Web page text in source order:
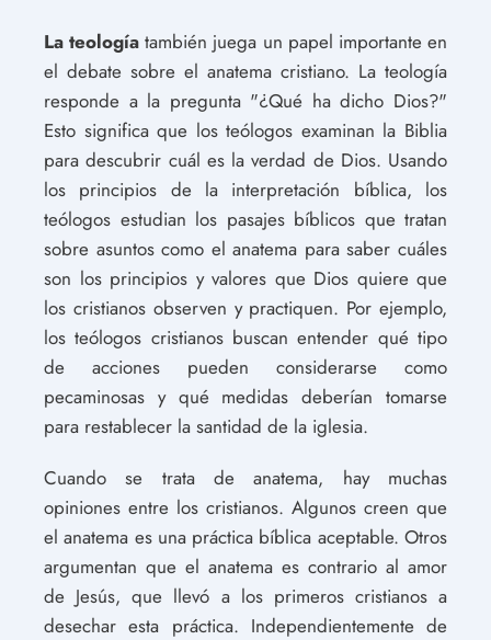
La teología también juega un papel importante en
el debate sobre el anatema cristiano. La teología
responde a la pregunta "¿Qué ha dicho Dios?"
Esto significa que los teólogos examinan la Biblia
para descubrir cuál es la verdad de Dios. Usando
los principios de la interpretación bíblica, los
teólogos estudian los pasajes bíblicos que tratan
sobre asuntos como el anatema para saber cuáles
son los principios y valores que Dios quiere que
los cristianos observen y practiquen. Por ejemplo,
los teólogos cristianos buscan entender qué tipo
de acciones pueden considerarse como
pecaminosas y qué medidas deberían tomarse
para restablecer la santidad de la iglesia.
Cuando se trata de anatema, hay muchas
opiniones entre los cristianos. Algunos creen que
el anatema es una práctica bíblica aceptable. Otros
argumentan que el anatema es contrario al amor
de Jesús, que llevó a los primeros cristianos a
desechar esta práctica. Independientemente de